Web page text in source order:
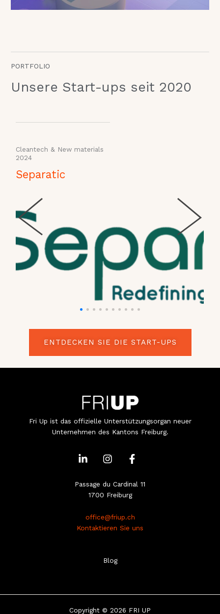
PORTFOLIO
Unsere Start-ups seit 2020
Cleantech & New materials
2024
Separatic
ENTDECKEN SIE DIE START-UPS
Fri Up ist das offizielle Unterstützungsorgan neuer
Unternehmen des Kantons Freiburg.
i
k
n
-
I
n
t
a
r
a
m
F
a
e
b
o
o
k
-
Passage du Cardinal 11
1700 Freiburg
office@friup.ch
Kontaktieren Sie uns
Blog
Copyright © 2026 FRI UP